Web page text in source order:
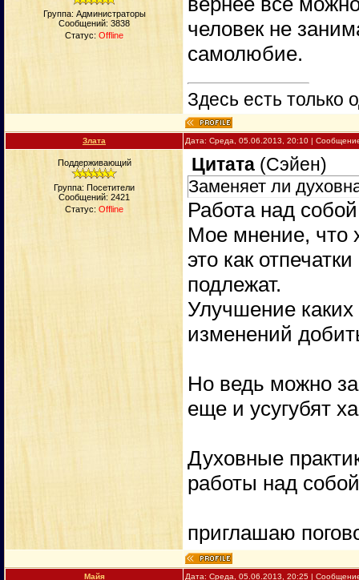
Группа: Администраторы
Сообщений: 3838
Статус: Offline
человек не
самолюбие.
Здесь есть только
Злата Дата: Среда, 05.06.2013, 20:10 |
Поддерживающий
Группа: Посетители
Сообщений: 2421
Статус: Offline
Цитата (Сэйен)
Заменяет ли
Работа над
Мое мнение, что
это как
подлежат.
Улучшение
изменений
Но ведь можно
еще и усугубят
Духовные
работы над
приглашаю
Майя Дата: Среда, 05.06.2013, 20:25 |